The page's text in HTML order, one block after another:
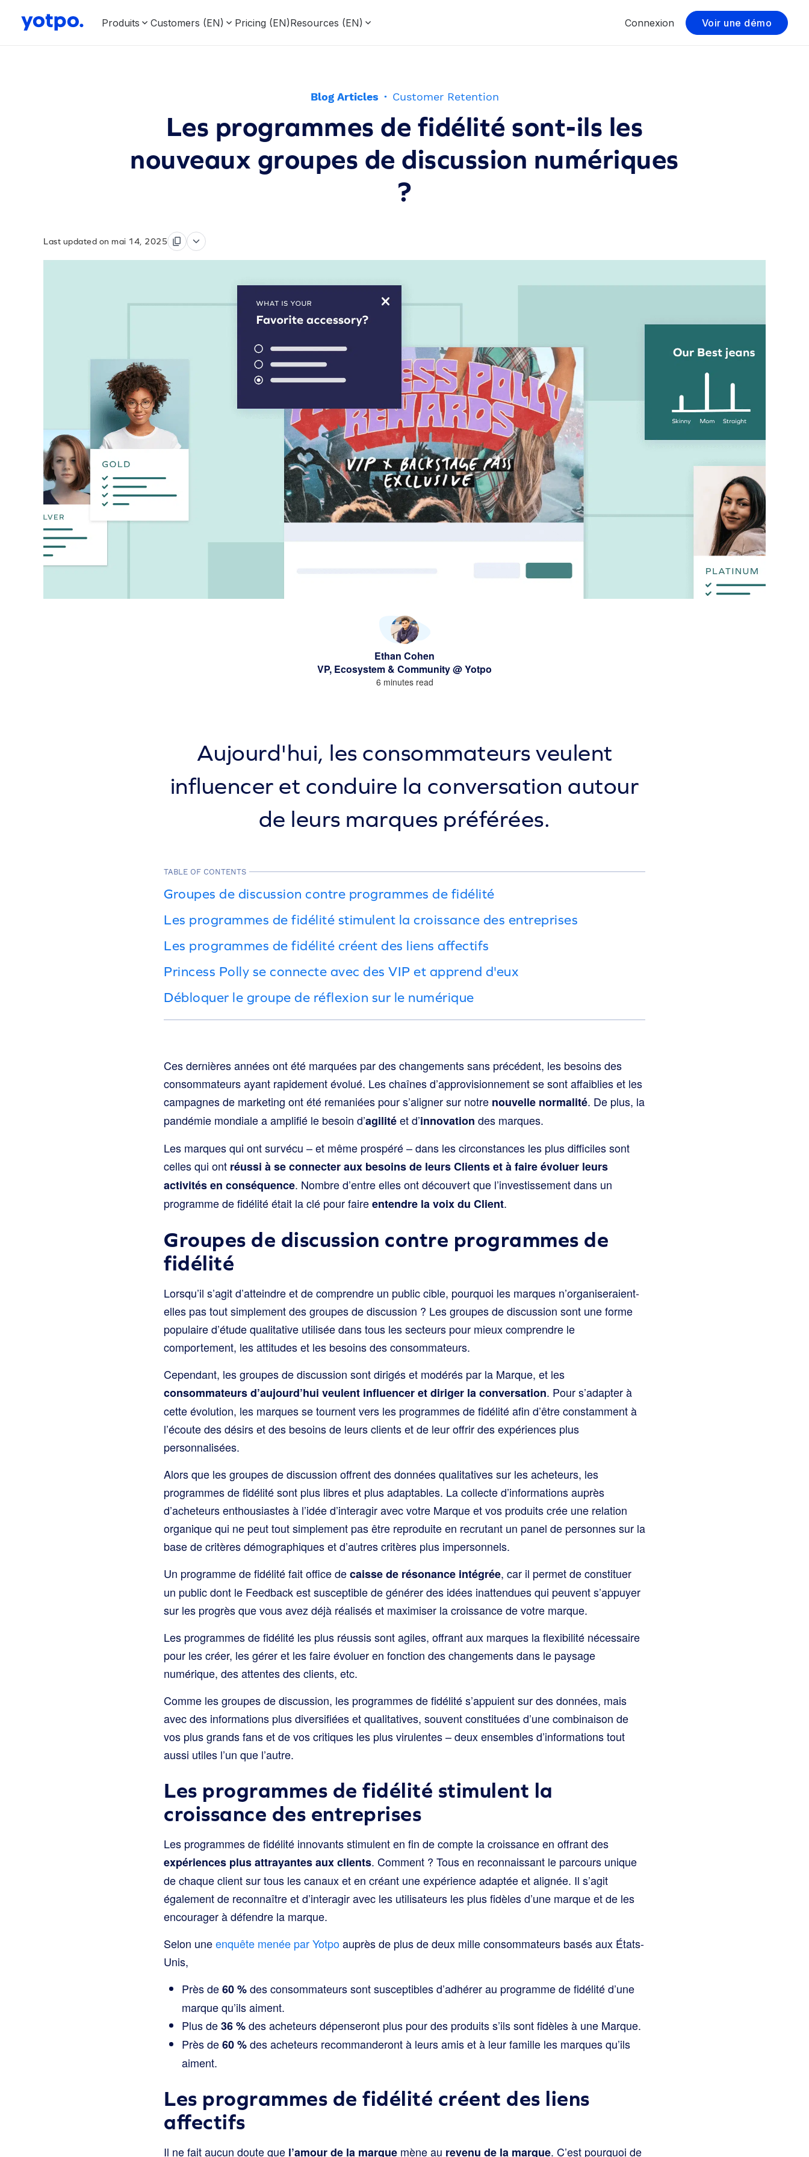
Produits Customers (EN) Pricing (EN)Resources (EN) Connexion Voir une démo
Blog Articles · Customer Retention
Les programmes de fidélité sont-ils les
nouveaux groupes de discussion numériques
?
Last updated on mai 14, 2025
Ethan Cohen
VP, Ecosystem & Community @ Yotpo
6 minutes read
Aujourd'hui, les consommateurs veulent
influencer et conduire la conversation autour
de leurs marques préférées.
TABLE OF CONTENTS
Groupes de discussion contre programmes de fidélité
Les programmes de fidélité stimulent la croissance des entreprises
Les programmes de fidélité créent des liens affectifs
Princess Polly se connecte avec des VIP et apprend d'eux
Débloquer le groupe de réflexion sur le numérique
Ces dernières années ont été marquées par des changements sans précédent, les besoins des
consommateurs ayant rapidement évolué. Les chaînes d’approvisionnement se sont affaiblies et les
campagnes de marketing ont été remaniées pour s’aligner sur notre nouvelle normalité. De plus, la
pandémie mondiale a amplifié le besoin d’agilitéet d’innovation des marques.
Les marques qui ont survécu – et même prospéré – dans les circonstances les plus difficiles sont
celles qui ont réussi à se connecter aux besoins de leurs Clients et à faire évoluer leurs
activités en conséquence. Nombre d’entre elles ont découvert que l’investissement dans un
programme de fidélité était la clé pour faireentendre la voix du Client.
Groupes de discussion contre programmes de
fidélité
Lorsqu’il s’agit d’atteindre et de comprendre un public cible, pourquoi les marques n’organiseraient-
elles pas tout simplement des groupes de discussion ? Les groupes de discussion sont une forme
populaire d’étude qualitative utilisée dans tous les secteurs pour mieux comprendre le
comportement, les attitudes et les besoins des consommateurs.
Cependant, les groupes de discussion sont dirigés et modérés par la Marque, et les
consommateurs d’aujourd’hui veulent influencer et diriger la conversation. Pour s’adapter à
cette évolution, les marques se tournent vers les programmes de fidélité afin d’être constamment à
l’écoute des désirs et des besoins de leurs clients et de leur offrir des expériences plus
personnalisées.
Alors que les groupes de discussion offrent des données qualitatives sur les acheteurs, les
programmes de fidélité sont plus libres et plus adaptables. La collecte d’informations auprès
d’acheteurs enthousiastes à l’idée d’interagir avec votre Marque et vos produits crée une relation
organique qui ne peut tout simplement pas être reproduite en recrutant un panel de personnes sur la
base de critères démographiques et d’autres critères plus impersonnels.
Un programme de fidélité fait office decaisse de résonance intégrée, car il permet de constituer
un public dont le Feedback est susceptible de générer des idées inattendues qui peuvent s’appuyer
sur les progrès que vous avez déjà réalisés et maximiser la croissance de votre marque.
Les programmes de fidélité les plus réussis sont agiles, offrant aux marques la flexibilité nécessaire
pour les créer, les gérer et les faire évoluer en fonction des changements dans le paysage
numérique, des attentes des clients, etc.
Comme les groupes de discussion, les programmes de fidélité s’appuient sur des données, mais
avec des informations plus diversifiées et qualitatives, souvent constituées d’une combinaison de
vos plus grands fans et de vos critiques les plus virulentes – deux ensembles d’informations tout
aussi utiles l’un que l’autre.
Les programmes de fidélité stimulent la
croissance des entreprises
Les programmes de fidélité innovants stimulent en fin de compte la croissance en offrant des
expériences plus attrayantes aux clients. Comment ? Tous en reconnaissant le parcours unique
de chaque client sur tous les canaux et en créant une expérience adaptée et alignée. Il s’agit
également de reconnaître et d’interagir avec les utilisateurs les plus fidèles d’une marque et de les
encourager à défendre la marque.
Selon uneenquête menée par Yotpoauprès de plus de deux mille consommateurs basés aux États-
Unis,
Près de60 %des consommateurs sont susceptibles d’adhérer au programme de fidélité d’une
marque qu’ils aiment.
Plus de36 %des acheteurs dépenseront plus pour des produits s’ils sont fidèles à une Marque.
Près de60 %des acheteurs recommanderont à leurs amis et à leur famille les marques qu’ils
aiment.
Les programmes de fidélité créent des liens
affectifs
Il ne fait aucun doute que l’amour de la marque mène au revenu de la marque. C’est pourquoi de